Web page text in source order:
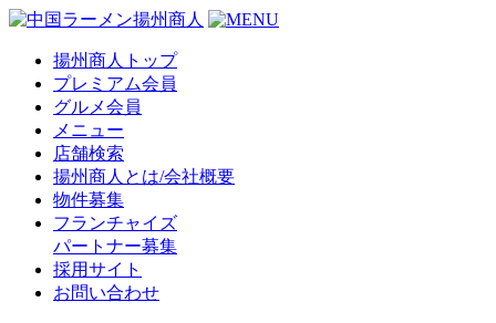
揚州商人トップ
プレミアム会員
グルメ会員
メニュー
店舗検索
揚州商人とは/会社概要
物件募集
フランチャイズ
パートナー募集
採用サイト
お問い合わせ